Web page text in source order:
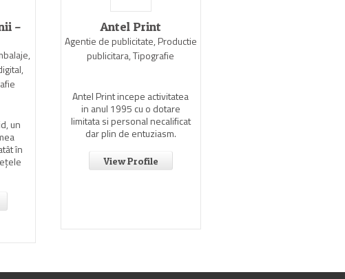
–
un
în
Antel Print
Agentie de publicitate, Productie
publicitara, Tipografie
Antel Print incepe activitatea
in anul 1995 cu o dotare
limitata si personal necalificat
dar plin de entuziasm.
View Profile